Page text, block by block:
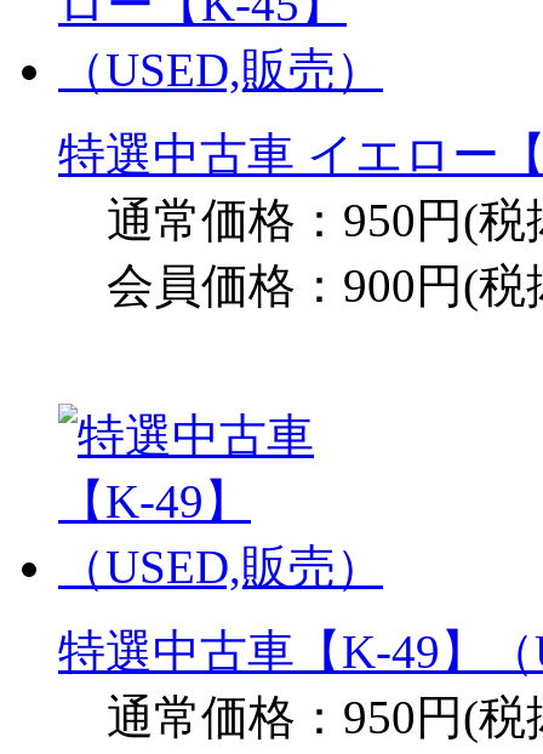
特選中古車 イエロー
通常価格：950円(税
会員価格：900円(税
特選中古車【K-49】
通常価格：950円(税